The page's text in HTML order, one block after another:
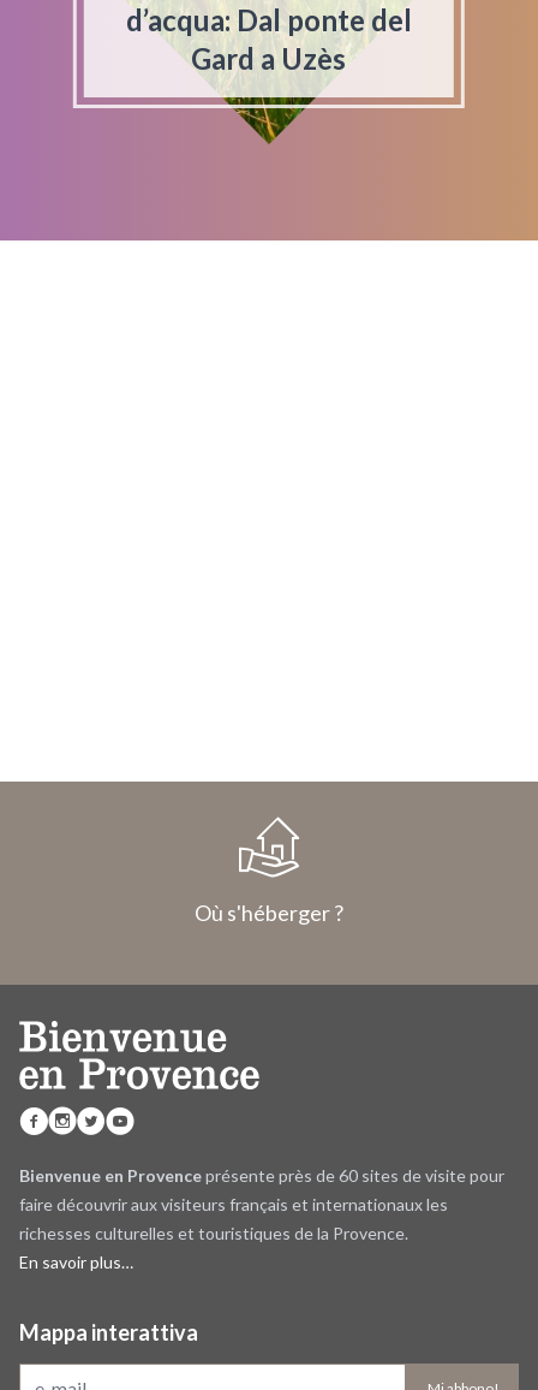
d’acqua: Dal ponte del
Gard a Uzès
Où s'héberger ?
Bienvenue en Provenceprésente près de 60 sites de visite pour
faire découvrir aux visiteurs français et internationaux les
richesses culturelles et touristiques de la Provence.
En savoir plus…
Mappa interattiva